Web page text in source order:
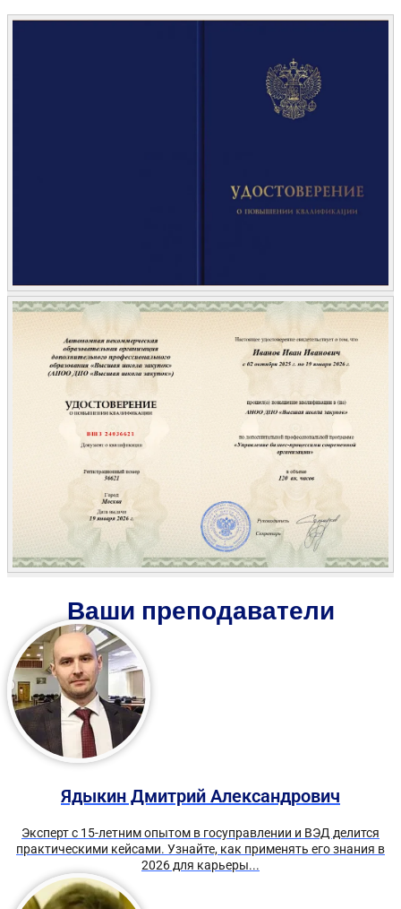
Ваши преподаватели
Ядыкин Дмитрий Александрович
Эксперт с 15-летним опытом в госуправлении и ВЭД делится
практическими кейсами. Узнайте, как применять его знания в
2026 для карьеры...